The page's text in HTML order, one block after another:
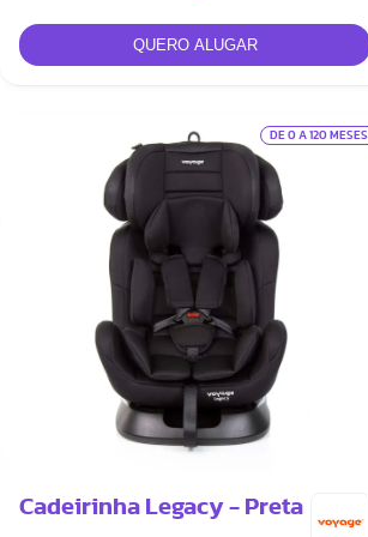
DE 0 A 120 MESES
Cadeirinha Legacy - Preta